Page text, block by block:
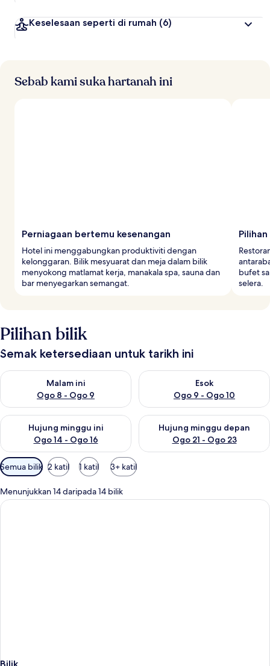
Keselesaan seperti di rumah (6)
Sebab kami suka hartanah ini
Perniagaan bertemu kesenangan
Hotel ini menggabungkan produktiviti dengan
kelonggaran. Bilik mesyuarat dan meja dalam bilik
menyokong matlamat kerja, manakala spa, sauna dan
bar menyegarkan semangat.
bufet
selera.
Pilihan bilik
Semak ketersediaan untuk tarikh ini
Malam ini
Ogo 8 - Ogo 9
Semak ketersediaan untuk malam ini Ogo 8 - Ogo 9
Esok
Ogo 9 - Ogo 10
Semak ketersediaan untuk
Hujung minggu ini
Ogo 14 - Ogo 16
Semak ketersediaan untuk hujung minggu ini Ogo 14 - Ogo 16
Hujung minggu depan
Ogo 21 - Ogo 23
Semak ketersediaan untuk
Penapis
yang
tersedia
untuk
Semua bilik 2 katil 1 katil 3+ katil
Menunjukkan 14 daripada 14 bilik
Bilik